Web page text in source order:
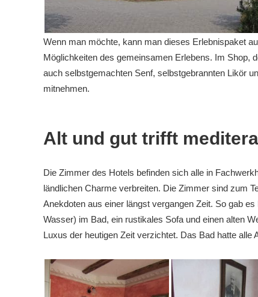
Wenn man möchte, kann man dieses Erlebnispaket
Möglichkeiten des gemeinsamen Erlebens. Im Shop,
auch selbstgemachten Senf, selbstgebrannten Likör
mitnehmen.
Alt und gut trifft
Die Zimmer des Hotels befinden sich alle in
ländlichen Charme verbreiten. Die Zimmer sind zum
Anekdoten aus einer längst vergangen Zeit. So gab
Wasser) im Bad, ein rustikales Sofa und einen alten
Luxus der heutigen Zeit verzichtet. Das Bad hatte